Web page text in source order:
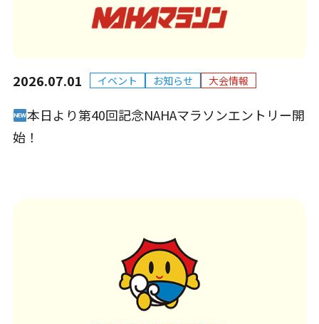
2026.07.01 イベント お知らせ 大会情報
本日より第40回記念NAHAマラソンエントリー開
始！